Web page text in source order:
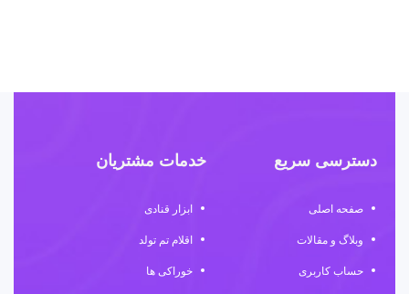
دسترسی سریع
صفحه اصلی
وبلاگ و مقالات
حساب کاربری
خدمات مشتریان
ابزار قنادی
اقلام تم تولد
خوراکی ها